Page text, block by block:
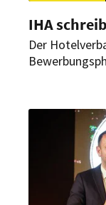
IHA
Der
bis zum 30.